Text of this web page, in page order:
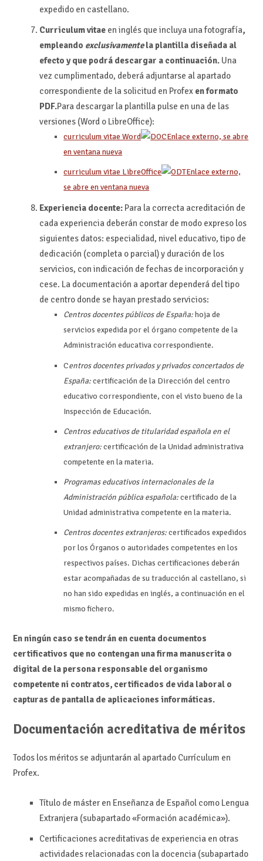
expedido en castellano.
Curriculum vitae en inglés que incluya una fotografía,
empleando exclusivamentela plantilla diseñada al
efecto y que podrá descargar a continuación. Una
vez cumplimentado, deberá adjuntarse al apartado
correspondiente de la solicitud en Profex en formato
PDF.Para descargar la plantilla pulse en una de las
versiones (Word o LibreOffice):
curriculum vitae Word
Enlace externo, se abre
en ventana nueva
curriculum vitae LibreOffice
Enlace externo,
se abre en ventana nueva
Experiencia docente:Para la correcta acreditación de
cada experiencia deberán constar de modo expreso los
siguientes datos: especialidad, nivel educativo, tipo de
dedicación (completa o parcial) y duración de los
servicios, con indicación de fechas de incorporación y
cese. La documentación a aportar dependerá del tipo
de centro donde se hayan prestado servicios:
Centros docentes públicos de España:hoja de
servicios expedida por el órgano competente de la
Administración educativa correspondiente.
Centros docentes privados y privados concertados de
España:certificación de la Dirección del centro
educativo correspondiente, con el visto bueno de la
Inspección de Educación.
Centros educativos de titularidad española en el
extranjero:certificación de la Unidad administrativa
competente en la materia.
Programas educativos internacionales de la
Administración pública española:certificado de la
Unidad administrativa competente en la materia.
Centros docentes extranjeros:certificados expedidos
por los Órganos o autoridades competentes en los
respectivos países. Dichas certificaciones deberán
estar acompañadas de su traducción al castellano, si
no han sido expedidas en inglés, a continuación en el
mismo fichero.
En ningún caso se tendrán en cuenta documentos
certificativos que no contengan una firma manuscrita o
digital de la persona responsable del organismo
competente ni contratos, certificados de vida laboral o
capturas de pantalla de aplicaciones informáticas.
Documentación acreditativa de méritos
Todos los méritos se adjuntarán al apartado Currículum en
Profex.
Título de máster en Enseñanza de Español como Lengua
Extranjera (subapartado «Formación académica»).
Certificaciones acreditativas de experiencia en otras
actividades relacionadas con la docencia (subapartado